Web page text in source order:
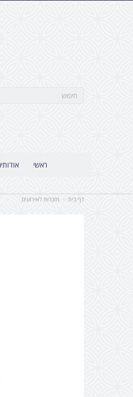
ראשי
דף בית מזכרות לאירועים